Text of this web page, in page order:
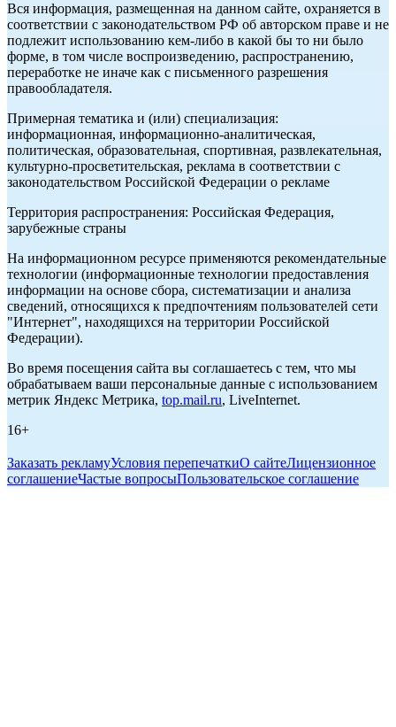
Вся информация, размещенная на данном сайте, охраняется в
соответствии с законодательством РФ об авторском праве и не
подлежит использованию кем-либо в какой бы то ни было
форме, в том числе воспроизведению, распространению,
переработке не иначе как с письменного разрешения
правообладателя.
Примерная тематика и (или) специализация:
информационная, информационно-аналитическая,
политическая, образовательная, спортивная, развлекательная,
культурно-просветительская, реклама в соответствии с
законодательством Российской Федерации о рекламе
Территория распространения: Российская Федерация,
зарубежные страны
На информационном ресурсе применяются рекомендательные
технологии (информационные технологии предоставления
информации на основе сбора, систематизации и анализа
сведений, относящихся к предпочтениям пользователей сети
"Интернет", находящихся на территории Российской
Федерации).
Во время посещения сайта вы соглашаетесь с тем, что мы
обрабатываем ваши персональные данные с использованием
метрик Яндекс Метрика, top.mail.ru, LiveInternet.
16+
Заказать рекламуУсловия перепечаткиО сайтеЛицензионное
соглашениеЧастые вопросыПользовательское соглашение